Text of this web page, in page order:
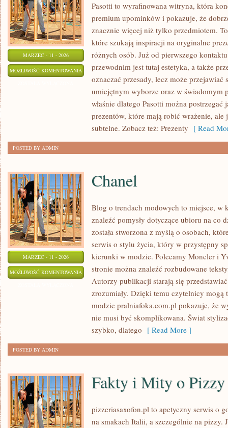
MARZEC - 11 - 2026
MOŻLIWOŚĆ KOMENTOWANIA PREZENTY
(ZRÓB
SAM)
Pasotti to wyrafinowana witryna, która
premium upominków i pokazuje, że
znacznie więcej niż tylko przedmiotem.
które szukają inspiracji na oryginalne
różnych osób. Już od pierwszego
przewodnim jest tutaj estetyka, a także
oznaczać przesady, lecz może przejawiać
umiejętnym wyborze oraz w świadomym
właśnie dlatego Pasotti można
prezentów, które mają robić wrażenie, ale
subtelne. Zobacz też: Prezenty [ Read
POSTED BY ADMIN
MARZEC - 11 - 2026
MOŻLIWOŚĆ KOMENTOWANIA CHANEL
Chanel
Blog o trendach modowych to miejsce, w
znaleźć pomysły dotyczące ubioru na co
została stworzona z myślą o osobach,
serwis o stylu życia, który w przystępny
kierunki w modzie. Polecamy Moncler i
stronie można znaleźć rozbudowane
Autorzy publikacji starają się
zrozumiały. Dzięki temu czytelnicy mogą
modzie pralniafoka.com.pl pokazuje, że
nie musi być skomplikowana. Świat
szybko, dlatego [ Read More ]
POSTED BY ADMIN
Fakty i Mity o Pizzy
pizzeriasaxofon.pl to apetyczny serwis o
na smakach Italii, a szczególnie na pizzy.